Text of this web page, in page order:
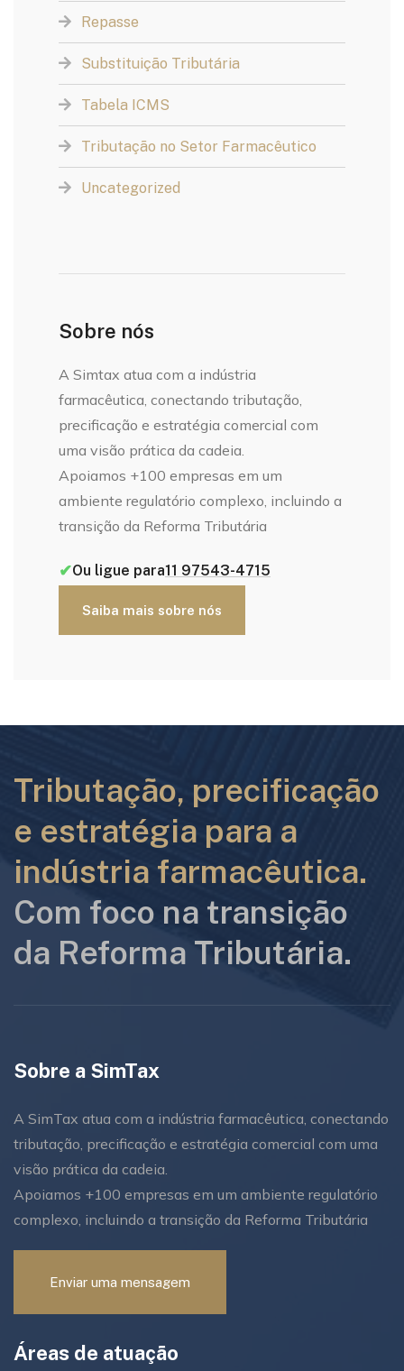
Repasse
Substituição Tributária
Tabela ICMS
Tributação no Setor Farmacêutico
Uncategorized
Sobre nós
A Simtax atua com a indústria
farmacêutica, conectando tributação,
precificação e estratégia comercial com
uma visão prática da cadeia.
Apoiamos +100 empresas em um
ambiente regulatório complexo, incluindo a
transição da Reforma Tributária
✔Ou ligue para11 97543-4715
Saiba mais sobre nós
Tributação, precificação
e estratégia para a
indústria farmacêutica.
Com foco na transição
da Reforma Tributária.
Sobre a SimTax
A SimTax atua com a indústria farmacêutica, conectando
tributação, precificação e estratégia comercial com uma
visão prática da cadeia.
Apoiamos +100 empresas em um ambiente regulatório
complexo, incluindo a transição da Reforma Tributária
Enviar uma mensagem
Áreas de atuação